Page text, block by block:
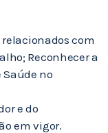
com
Reconhecer a
no
e do
em vigor.